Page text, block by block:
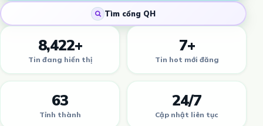
Tìm cổng QH
8,422+
Tin đang hiển thị
7+
Tin hot mới đăng
63
Tỉnh thành
24/7
Cập nhật liên tục